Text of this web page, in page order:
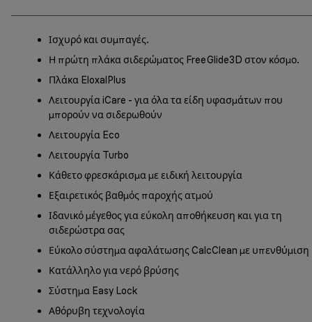
Ισχυρό και συμπαγές.
Η πρώτη πλάκα σιδερώματος FreeGlide3D στον κόσμο.
Πλάκα EloxalPlus
Λειτουργία iCare - για όλα τα είδη υφασμάτων που
μπορούν να σιδερωθούν
Λειτουργία Eco
Λειτουργία Turbo
Κάθετο φρεσκάρισμα με ειδική λειτουργία
Εξαιρετικός βαθμός παροχής ατμού
Ιδανικό μέγεθος για εύκολη αποθήκευση και για τη
σιδερώστρα σας
Εύκολο σύστημα αφαλάτωσης CalcClean με υπενθύμιση
Κατάλληλο για νερό βρύσης
Σύστημα Easy Lock
Αθόρυβη τεχνολογία